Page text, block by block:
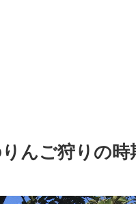
んご狩りの